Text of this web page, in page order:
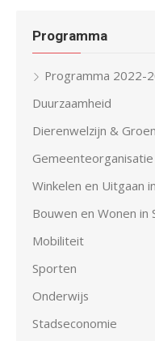
Programma
Programma 2022-
Duurzaamheid
Dierenwelzijn & Groen
Gemeenteorganisatie
Winkelen en Uitgaan
Bouwen en Wonen in
Mobiliteit
Sporten
Onderwijs
Stadseconomie